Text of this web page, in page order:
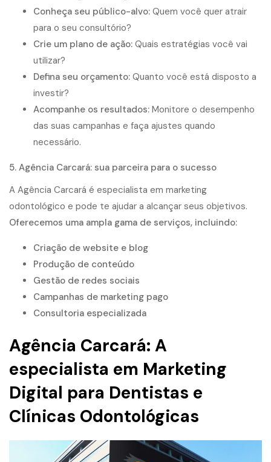
Conheça seu público-alvo: Quem você quer atrair
para o seu consultório?
Crie um plano de ação: Quais estratégias você vai
utilizar?
Defina seu orçamento: Quanto você está disposto a
investir?
Acompanhe os resultados: Monitore o desempenho
das suas campanhas e faça ajustes quando
necessário.
5. Agência Carcará: sua parceira para o sucesso
A Agência Carcará é especialista em marketing
odontológico e pode te ajudar a alcançar seus objetivos.
Oferecemos uma ampla gama de serviços, incluindo:
Criação de website e blog
Produção de conteúdo
Gestão de redes sociais
Campanhas de marketing pago
Consultoria especializada
Agência Carcará: A
especialista em Marketing
Digital para Dentistas e
Clínicas Odontológicas